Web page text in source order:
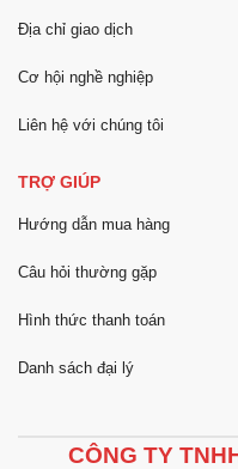
Địa chỉ giao dịch
Cơ hội nghề nghiệp
Liên hệ với chúng tôi
TRỢ GIÚP
Hướng dẫn mua hàng
Câu hỏi thường gặp
Hình thức thanh toán
Danh sách đại lý
CÔNG TY